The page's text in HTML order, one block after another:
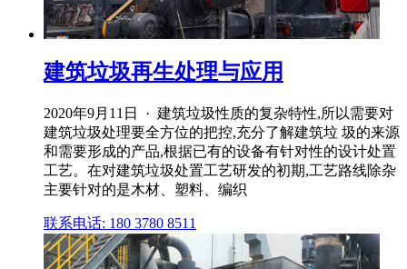
建筑垃圾再生处理与应用
2020年9月11日 · 建筑垃圾性质的复杂特性,所以需要对
建筑垃圾处理要全方位的把控,充分了解建筑垃 圾的来源
和需要形成的产品,根据已有的设备有针对性的设计处置
工艺。在对建筑垃圾处置工艺研发的初期,工艺路线除杂
主要针对的是木材、塑料、编织
联系电话: 180 3780 8511